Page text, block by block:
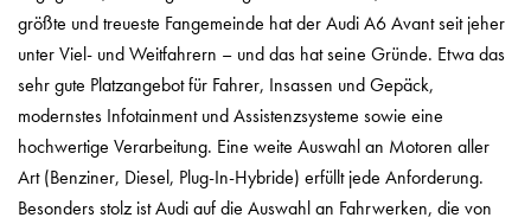
größte und treueste Fangemeinde hat der Audi A6 Avant seit jeher
unter Viel- und Weitfahrern – und das hat seine Gründe. Etwa das
sehr gute Platzangebot für Fahrer, Insassen und Gepäck,
modernstes Infotainment und Assistenzsysteme sowie eine
hochwertige Verarbeitung. Eine weite Auswahl an Motoren aller
Art (Benziner, Diesel, Plug-In-Hybride) erfüllt jede Anforderung.
Besonders stolz ist Audi auf die Auswahl an Fahrwerken, die von